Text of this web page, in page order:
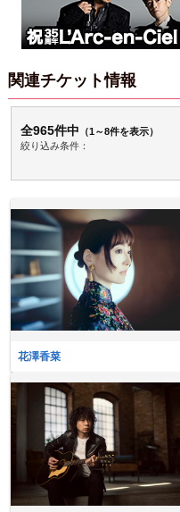
関連チケット情報
全965件中 （1～8件を表示）
絞り込み条件：
花澤香菜